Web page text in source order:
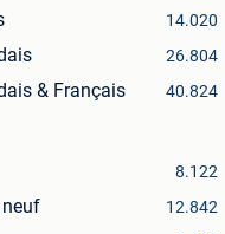
14.020
26.804
& Français 40.824
8.122
12.842